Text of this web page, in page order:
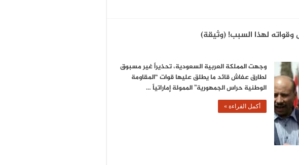
لهذا السبب! (وثيقة)
وجهت المملكة العربية السعودية، تحذيراً غير مسبوق
لطارق عفاش قائد ما يطلق عليها قوات “المقاومة
الوطنية حراس الجمهورية” الممولة إماراتياً …
أكمل القراءة »